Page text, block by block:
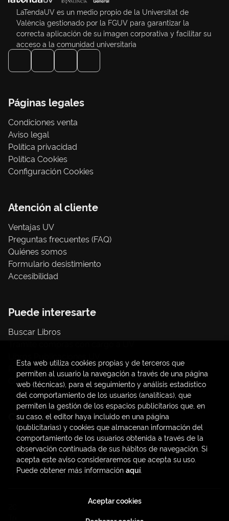
LaTendaUV es un medio propio de la Universitat de
València gestionado por la FGUV para garantizar la
correcta aplicación de su imagen corporativa y facilitar su
acceso a la comunidad universitaria
Páginas legales
Condiciones venta
Aviso legal
Política privacidad
Política Cookies
Configuración Cookies
Atención al cliente
Ventajas UV
Preguntas frecuentes (FAQ)
Quiénes somos
Formulario desistimiento
Accesibilidad
Puede interesarte
Buscar Libros
Papelería / material oficina
Consumo Sostenible
Contacto
C/ Amadeo de Saboya, 4
(+34) 963828968
latendauv@fundacio.es
Formulario de contacto
. Todos los Derechos Reservados |
Esta web utiliza cookies propias y de terceros que
permiten al usuario la navegación a través de una página
web (técnicas), para el seguimiento y análisis estadístico
del comportamiento de los usuarios (analíticas), que
permiten la gestión de los espacios publicitarios que, en
su caso, el editor haya incluido en una página
(publicitarias) y cookies que almacenan información del
comportamiento de los usuarios obtenida a través de la
observación continuada de sus hábitos de navegación. Si
acepta este aviso consideraremos que acepta su uso.
Puede obtener más información aquí.
Aceptar cookies